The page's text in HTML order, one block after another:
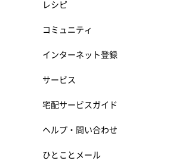
レシピ
コミュニティ
インターネット登録
サービス
宅配サービスガイド
ヘルプ・問い合わせ
ひとことメール